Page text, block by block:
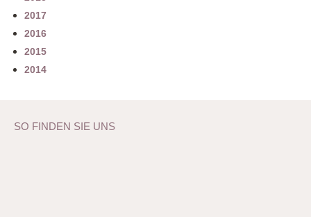
2017
2016
2015
2014
SO FINDEN SIE UNS